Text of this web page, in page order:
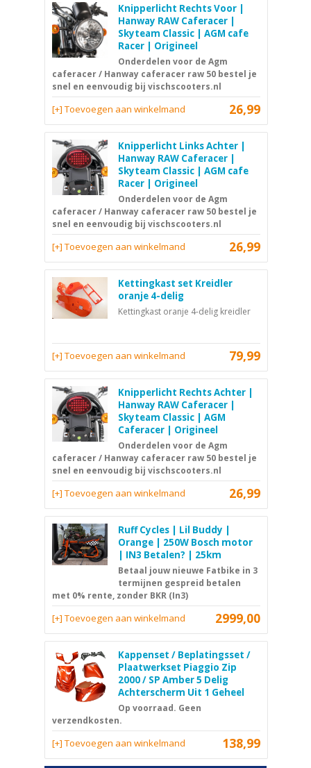
Knipperlicht Rechts Voor |
Hanway RAW Caferacer |
Skyteam Classic | AGM cafe
Racer | Origineel
Onderdelen voor de Agm
caferacer / Hanway caferacer raw 50 bestel je
snel en eenvoudig bij vischscooters.nl
26,99
[+] Toevoegen aan winkelmand
Knipperlicht Links Achter |
Hanway RAW Caferacer |
Skyteam Classic | AGM cafe
Racer | Origineel
Onderdelen voor de Agm
caferacer / Hanway caferacer raw 50 bestel je
snel en eenvoudig bij vischscooters.nl
26,99
[+] Toevoegen aan winkelmand
Kettingkast set Kreidler
oranje 4-delig
Kettingkast oranje 4-delig kreidler
79,99
[+] Toevoegen aan winkelmand
Knipperlicht Rechts Achter |
Hanway RAW Caferacer |
Skyteam Classic | AGM
Caferacer | Origineel
Onderdelen voor de Agm
caferacer / Hanway caferacer raw 50 bestel je
snel en eenvoudig bij vischscooters.nl
26,99
[+] Toevoegen aan winkelmand
Ruff Cycles | Lil Buddy |
Orange | 250W Bosch motor
| IN3 Betalen? | 25km
Betaal jouw nieuwe Fatbike in 3
termijnen gespreid betalen
met 0% rente, zonder BKR (In3)
2999,00
[+] Toevoegen aan winkelmand
Kappenset / Beplatingsset /
Plaatwerkset Piaggio Zip
2000 / SP Amber 5 Delig
Achterscherm Uit 1 Geheel
Op voorraad. Geen
verzendkosten.
138,99
[+] Toevoegen aan winkelmand